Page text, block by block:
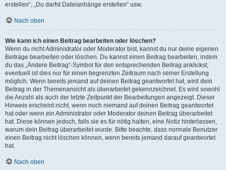
erstellen“, „Du darfst Dateianhänge erstellen“ usw.
Nach oben
Wie kann ich einen Beitrag bearbeiten oder löschen?
Wenn du nicht Administrator oder Moderator bist, kannst du nur deine eigenen
Beiträge bearbeiten oder löschen. Du kannst einen Beitrag bearbeiten, indem
du das „Ändere Beitrag“-Symbol für den entsprechenden Beitrag anklickst;
eventuell ist dies nur für einen begrenzten Zeitraum nach seiner Erstellung
möglich. Wenn bereits jemand auf deinen Beitrag geantwortet hat, wird dein
Beitrag in der Themenansicht als überarbeitet gekennzeichnet. Es wird sowohl
die Anzahl als auch der letzte Zeitpunkt der Bearbeitungen angezeigt. Dieser
Hinweis erscheint nicht, wenn noch niemand auf deinen Beitrag geantwortet
hat oder wenn ein Administrator oder Moderator deinen Beitrag überarbeitet
hat. Diese können jedoch, falls sie es für nötig halten, eine Notiz hinterlassen,
warum dein Beitrag überarbeitet wurde. Bitte beachte, dass normale Benutzer
einen Beitrag nicht löschen können, wenn bereits jemand darauf geantwortet
hat.
Nach oben